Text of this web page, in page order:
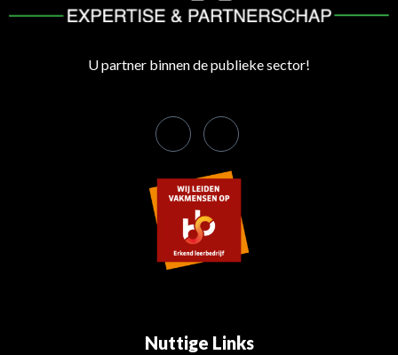
U partner binnen de publieke sector!
Nuttige Links